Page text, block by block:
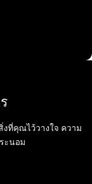
งที่คุณไว้วางใจ ความ
ะนอม